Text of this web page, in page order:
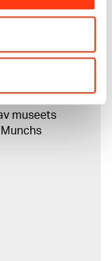
og
museets